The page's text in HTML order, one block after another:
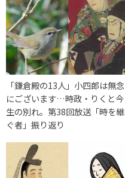
「鎌倉殿の13人」小四郎は無念
にございます…時政・りくと今
生の別れ。第38回放送「時を継
ぐ者」振り返り